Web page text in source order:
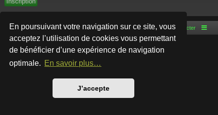
En poursuivant votre navigation sur ce site, vous
acceptez l’utilisation de cookies vous permettant
de bénéficier d’une expérience de navigation
optimale. En savoir plus…
J’accepte
Accueil du forum Nous contacter
Développé parphpBB® Forum Software © phpBB Limited
Style par
Traduction française officielle